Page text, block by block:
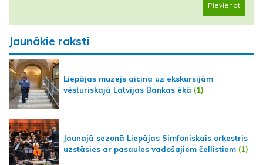
Pievienot
Jaunākie raksti
Liepājas muzejs aicina uz ekskursijām
vēsturiskajā Latvijas Bankas ēkā (1)
Jaunajā sezonā Liepājas Simfoniskais orķestris
uzstāsies ar pasaules vadošajiem čellistiem (1)